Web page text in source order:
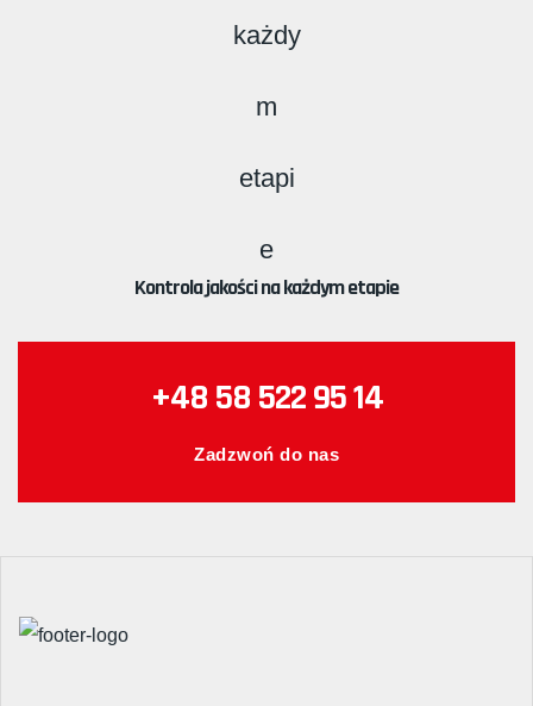
Kontrola jakości na każdym etapie
+48 58 522 95 14
Zadzwoń do nas